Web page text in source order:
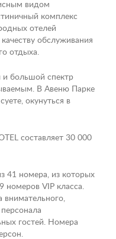
видом
комплекс
отелей
обслуживания
отдыха.
и большой спектр
В Авеню Парке
окунуться в
составляет 30 000
41 номера, из которых
номеров VIP класса.
внимательного,
гостей. Номера